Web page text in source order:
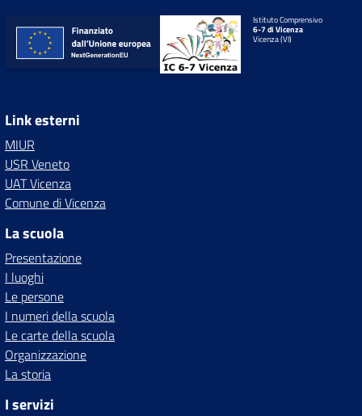
Istituto Comprensivo
6-7 di Vicenza
Vicenza (VI)
Link esterni
MIUR
USR Veneto
UAT Vicenza
Comune di Vicenza
La scuola
Presentazione
I luoghi
Le persone
I numeri della scuola
Le carte della scuola
Organizzazione
La storia
I servizi